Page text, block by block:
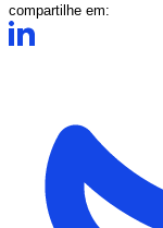
compartilhe em: